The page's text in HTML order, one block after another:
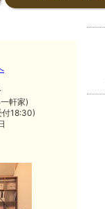
軒家)
18:30)